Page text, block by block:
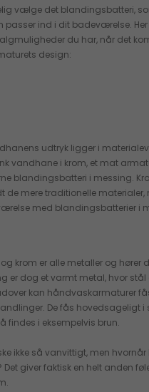
vælge det blandingsbatteri,
passer ind i dit badeværelse.
du har, når det
design:
udtryk ligger i
vandhane i krom, et mat
blandingsbatteri i messing.
de mere traditionelle materialer,
med blandingsbatterier i
krom er alle metaller og hører
er dog et varmt metal, hvor stål
kan håndvaskarmaturer
De fås hovedsageligt i
findes i eksempelvis brun.
ikke så vanvittigt, men
giver faktisk en helt anden